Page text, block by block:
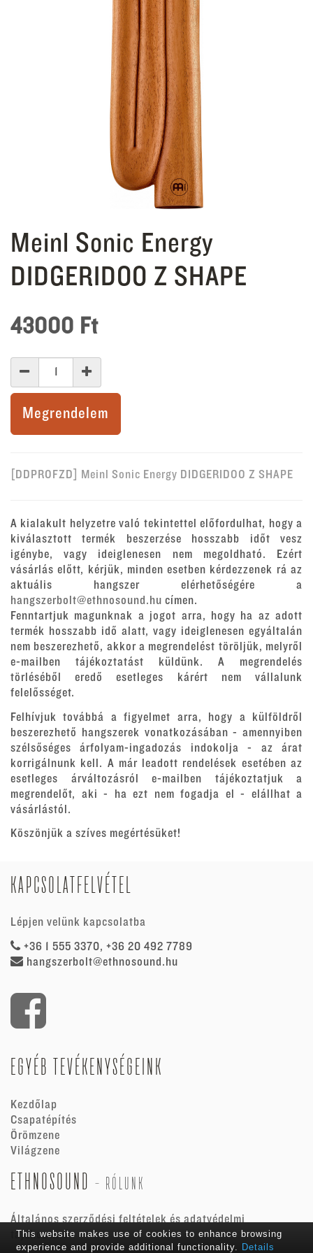
Meinl Sonic Energy
DIDGERIDOO Z SHAPE
43000 Ft
Megrendelem
[DDPROFZD] Meinl Sonic Energy DIDGERIDOO Z SHAPE
A kialakult helyzetre való tekintettel előfordulhat, hogy a
kiválasztott termék beszerzése hosszabb időt vesz
igénybe, vagy ideiglenesen nem megoldható. Ezért
vásárlás előtt, kérjük, minden esetben kérdezzenek rá az
aktuális hangszer elérhetőségére a
hangszerbolt@ethnosound.hu címen.
Fenntartjuk magunknak a jogot arra, hogy ha az adott
termék hosszabb idő alatt, vagy ideiglenesen egyáltalán
nem beszerezhető, akkor a megrendelést töröljük, melyről
e-mailben tájékoztatást küldünk. A megrendelés
törléséből eredő esetleges kárért nem vállalunk
felelősséget.
Felhívjuk továbbá a figyelmet arra, hogy a külföldről
beszerezhető hangszerek vonatkozásában - amennyiben
szélsőséges árfolyam-ingadozás indokolja - az árat
korrigálnunk kell. A már leadott rendelések esetében az
esetleges árváltozásról e-mailben tájékoztatjuk a
megrendelőt, aki - ha ezt nem fogadja el - elállhat a
vásárlástól.
Köszönjük a szíves megértésüket!
KAPCSOLATFELVÉTEL
Lépjen velünk kapcsolatba
+36 1 555 3370, +36 20 492 7789
hangszerbolt@ethnosound.hu
EGYÉB TEVÉKENYSÉGEINK
Kezdőlap
Csapatépítés
Örömzene
Világzene
ETHNOSOUND - RÓLUNK
Általános szerződési feltételek és adatvédelmi
tájékoztató
This website makes use of cookies to enhance browsing
experience and provide additional functionality. Details